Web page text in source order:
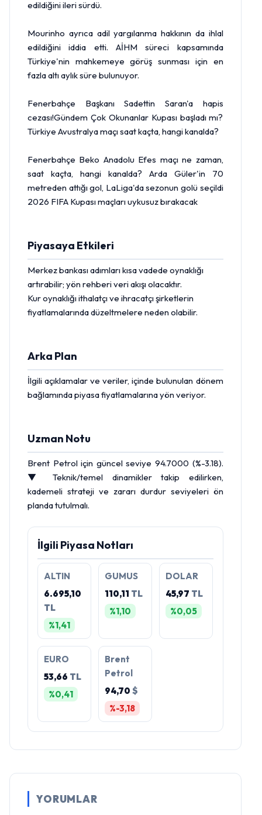
edildiğini ileri sürdü.
Mourinho ayrıca adil yargılanma hakkının da ihlal
edildiğini iddia etti. AİHM süreci kapsamında
Türkiye'nin mahkemeye görüş sunması için en
fazla altı aylık süre bulunuyor.
Fenerbahçe Başkanı Sadettin Saran'a hapis
cezası!Gündem Çok Okunanlar Kupası başladı mı?
Türkiye Avustralya maçı saat kaçta, hangi kanalda?
Fenerbahçe Beko Anadolu Efes maçı ne zaman,
saat kaçta, hangi kanalda? Arda Güler'in 70
metreden attığı gol, LaLiga'da sezonun golü seçildi
2026 FIFA Kupası maçları uykusuz bırakacak
Piyasaya Etkileri
Merkez bankasıadımları kısa vadede oynaklığı
artırabilir; yön rehberi veri akışı olacaktır.
Kur oynaklığı ithalatçı ve ihracatçı şirketlerin
fiyatlamalarında düzeltmelere neden olabilir.
Arka Plan
İlgili açıklamalar ve veriler, içinde bulunulan dönem
bağlamında piyasa fiyatlamalarına yön veriyor.
Uzman Notu
Brent Petroliçin güncel seviye 94.7000 (%-3.18).
▼ Teknik/temel dinamikler takip edilirken,
kademeli strateji ve zararı durdur seviyeleri ön
planda tutulmalı.
İlgili Piyasa Notları
ALTIN
6.695,10
TL
%1,41
GUMUS
110,11 TL
%1,10
DOLAR
45,97 TL
%0,05
EURO
53,66 TL
%0,41
Brent
Petrol
94,70$
%-3,18
YORUMLAR